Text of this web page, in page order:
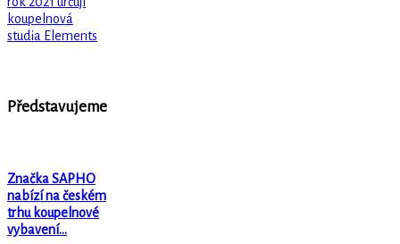
Představujeme
Značka SAPHO
nabízí na českém
trhu koupelnové
vybavení…